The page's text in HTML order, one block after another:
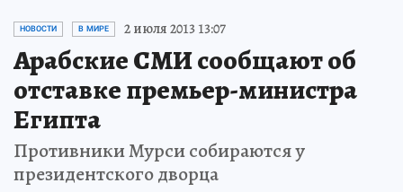
НОВОСТИ В МИРЕ 2 июля 2013 13:07
Арабские СМИ сообщают об
отставке премьер-министра
Египта
Противники Мурси собираются у
президентского дворца